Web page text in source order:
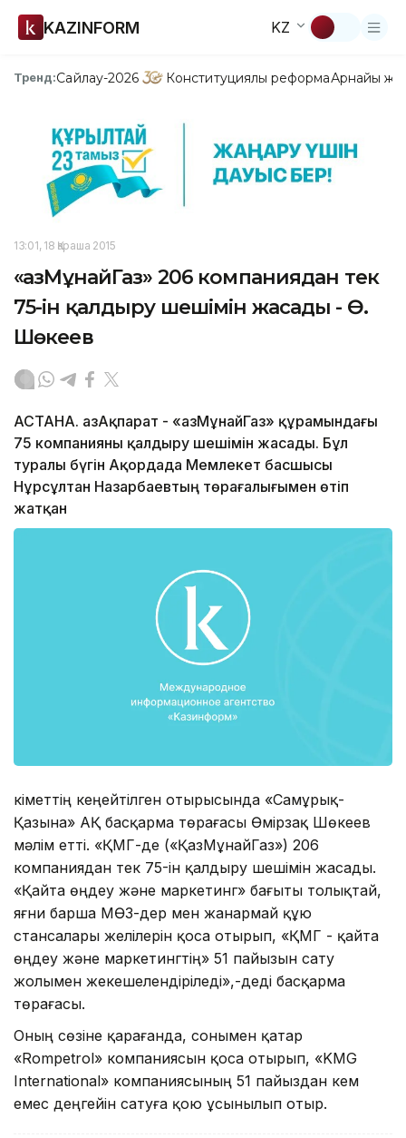
KAZINFORM KZ
Тренд:Сайлау-2026 Конституциялық реформаАрнайы
13:01, 18 Қараша 2015
«ҚазМұнайГаз» 206 компаниядан тек
75-ін қалдыру шешімін жасады - Ө.
Шөкеев
АСТАНА. ҚазАқпарат - «ҚазМұнайГаз» құрамындағы
75 компанияны қалдыру шешімін жасады. Бұл
туралы бүгін Ақордада Мемлекет басшысы
Нұрсұлтан Назарбаевтың төрағалығымен өтіп
жатқан
Үкіметтің кеңейтілген отырысында «Самұрық-
Қазына» АҚ басқарма төрағасы Өмірзақ Шөкеев
мәлім етті. «ҚМГ-де («ҚазМұнайГаз») 206
компаниядан тек 75-ін қалдыру шешімін жасады.
«Қайта өңдеу және маркетинг» бағыты толықтай,
яғни барша МӨЗ-дер мен жанармай құю
стансалары желілерін қоса отырып, «ҚМГ - қайта
өңдеу және маркетингтің» 51 пайызын сату
жолымен жекешелендіріледі»,-деді басқарма
төрағасы.
Оның сөзіне қарағанда, сонымен қатар
«Rompetrol» компаниясын қоса отырып, «KMG
International» компаниясының 51 пайыздан кем
емес деңгейін сатуға қою ұсынылып отыр.